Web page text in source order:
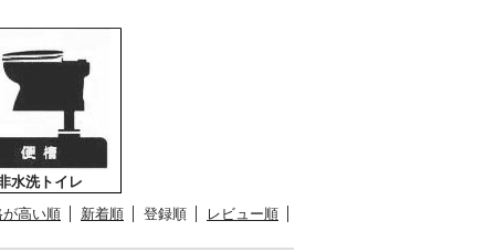
水洗トイレ
が高い順 新着順 登録順 レビュー順